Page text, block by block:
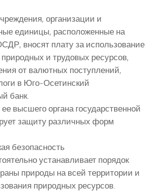
организации и
единицы, расположенные на
вносят плату за использование
и трудовых ресурсов,
от валютных поступлений,
в Юго-Осетинский
банк.
высшего органа государственной
защиту различных форм
безопасность
устанавливает порядок
природы на всей территории и
природных ресурсов.